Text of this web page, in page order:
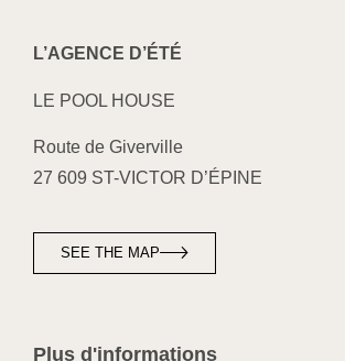
L’AGENCE D’ÉTÉ
LE POOL HOUSE
Route de Giverville
27 609 ST-VICTOR D’ÉPINE
SEE THE MAP
Plus d'informations